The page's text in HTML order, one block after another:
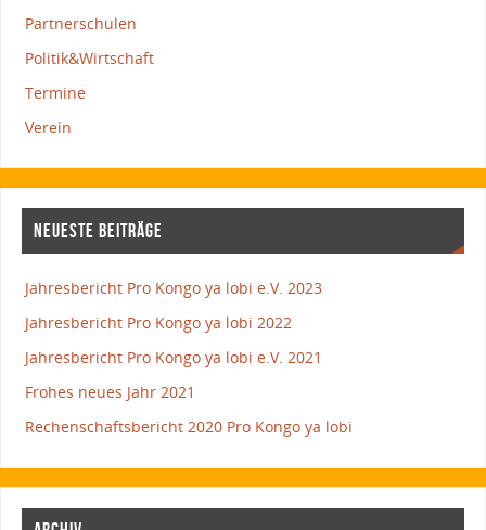
Partnerschulen
Politik&Wirtschaft
Termine
Verein
NEUESTE BEITRÄGE
Jahresbericht Pro Kongo ya lobi e.V. 2023
Jahresbericht Pro Kongo ya lobi 2022
Jahresbericht Pro Kongo ya lobi e.V. 2021
Frohes neues Jahr 2021
Rechenschaftsbericht 2020 Pro Kongo ya lobi